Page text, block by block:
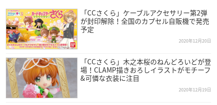
ポストカードがプレゼントされます。
▼購入はこちら
かるたッスオンライン
「CCさくら」ケーブルアクセサリー第2弾
が封印解除！全国のカプセル自販機で発売
予定
2020年12月20日
「CCさくら」木之本桜のねんどろいどが登
場！CLAMP描きおろしイラストがモチーフ
&可憐な衣装に注目
2020年12月19日